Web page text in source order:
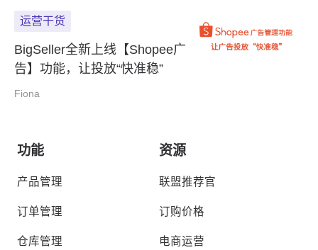
运营干货
BigSeller全新上线【Shopee广
告】功能，让投放“快准稳”
Fiona
功能
产品管理
订单管理
仓库管理
资源
联盟推荐官
订购价格
电商运营